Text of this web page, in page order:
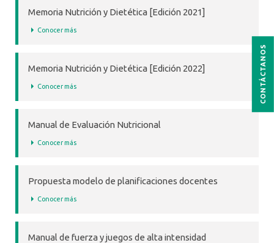
Memoria Nutrición y Dietética [Edición 2021]
Conocer más
Memoria Nutrición y Dietética [Edición 2022]
Conocer más
Manual de Evaluación Nutricional
Conocer más
Propuesta modelo de planificaciones docentes
Conocer más
Manual de fuerza y juegos de alta intensidad
CONTÁCTANOS